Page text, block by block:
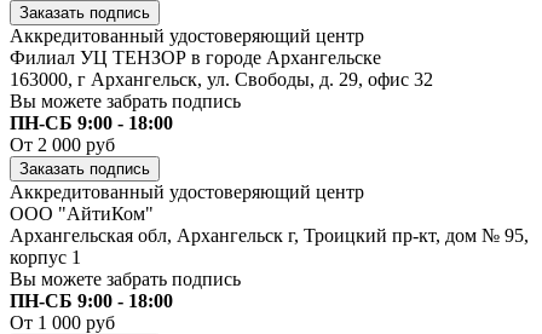
Заказать подпись
Аккредитованный удостоверяющий центр
Филиал УЦ ТЕНЗОР в городе Архангельске
163000, г Архангельск, ул. Свободы, д. 29, офис 32
Вы можете забрать подпись
ПН-СБ 9:00 - 18:00
От 2 000 руб
Заказать подпись
Аккредитованный удостоверяющий центр
ООО "АйтиКом"
Архангельская обл, Архангельск г, Троицкий пр-кт, дом № 95,
корпус 1
Вы можете забрать подпись
ПН-СБ 9:00 - 18:00
От 1 000 руб